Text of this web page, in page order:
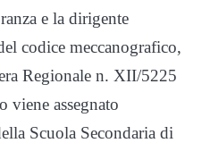
e la dirigente
codice meccanografico,
Regionale n. XII/5225
viene assegnato
Scuola Secondaria di